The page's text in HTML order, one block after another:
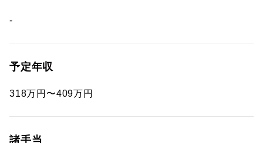
-
予定年収
318万円〜409万円
諸手当